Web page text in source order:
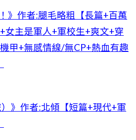
》作者:腿毛略粗【長篇+百萬
女主是軍人+軍校生+爽文+穿
甲+無感情線/無CP+熱血有趣
）》作者:北傾【短篇+現代+軍